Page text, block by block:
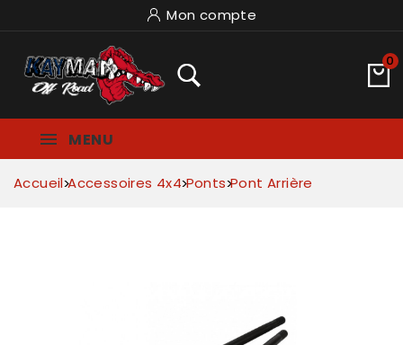
Mon compte
0
MENU
Accueil Accessoires 4x4 Ponts Pont Arrière